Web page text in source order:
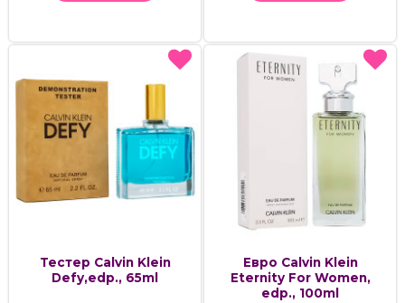
Тестер Calvin Klein
Defy,edp., 65ml
Евро Calvin Klein
Eternity For Women,
edp., 100ml